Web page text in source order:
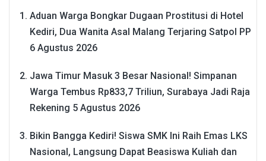
Aduan Warga Bongkar Dugaan Prostitusi di Hotel
Kediri, Dua Wanita Asal Malang Terjaring Satpol PP
6 Agustus 2026
Jawa Timur Masuk 3 Besar Nasional! Simpanan
Warga Tembus Rp833,7 Triliun, Surabaya Jadi Raja
Rekening 5 Agustus 2026
Bikin Bangga Kediri! Siswa SMK Ini Raih Emas LKS
Nasional, Langsung Dapat Beasiswa Kuliah dan